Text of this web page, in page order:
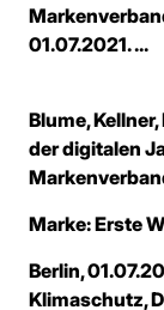
01.07.2021. ...
Blume,
der digitalen
Marke: Erste
Berlin,
Klimaschutz,